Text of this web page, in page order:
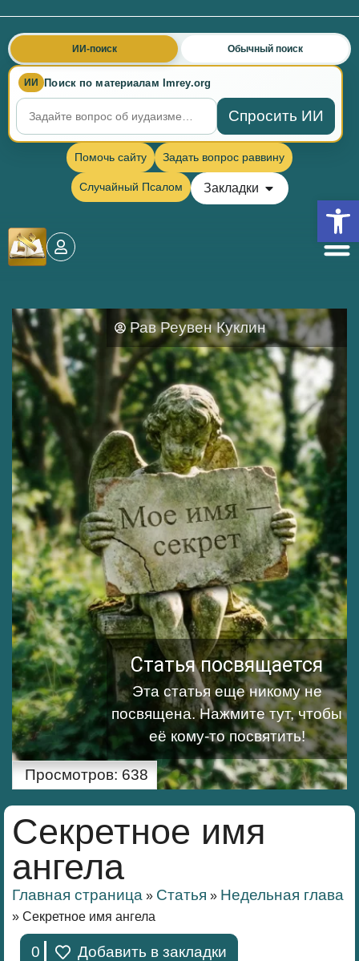
ИИ Поиск по материалам Imrey.org
Спросить ИИ
ИИ-поиск Обычный поиск
Помочь сайту Задать вопрос раввину
Случайный Псалом Закладки
Рав Реувен Куклин
Статья посвящается
Эта статья еще никому не
посвящена.Нажмите тут, чтобы
её кому-то посвятить!
Просмотров: 638
Секретное имя
ангела
Главная страница » Статья » Недельная глава
» Секретное имя ангела
0 Добавить в закладки